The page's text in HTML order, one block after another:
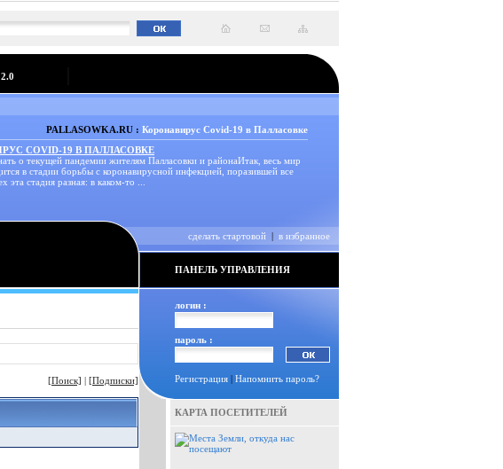
PALLASOWKA.RU : Коронавирус Covid-19 в Палласовке
COVID-19 В ПАЛЛАСОВКЕ
о текущей пандемии жителям Палласовки и районаИтак, весь мир
в стадии борьбы с коронавирусной инфекцией, поразившей все
эта стадия разная: в каком-то ...
сделать стартовой | в избранное
ПАНЕЛЬ УПРАВЛЕНИЯ
[Поиск] | [Подписки]
логин :
пароль :
Регистрация | Напомнить пароль?
КАРТА ПОСЕТИТЕЛЕЙ